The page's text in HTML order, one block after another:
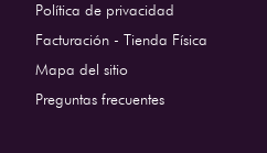
Política de privacidad
Facturación - Tienda Física
Mapa del sitio
Preguntas frecuentes